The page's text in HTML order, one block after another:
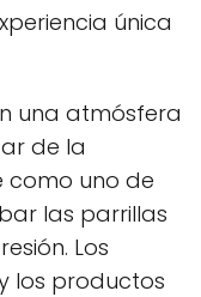
única
una atmósfera
de la
como uno de
las parrillas
Los
los productos